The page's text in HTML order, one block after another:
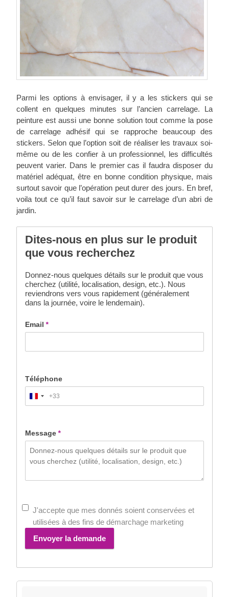
Parmi les options à envisager, il y a les stickers qui se
collent en quelques minutes sur l’ancien carrelage. La
peinture est aussi une bonne solution tout comme la pose
de carrelage adhésif qui se rapproche beaucoup des
stickers. Selon que l’option soit de réaliser les travaux soi-
même ou de les confier à un professionnel, les difficultés
peuvent varier. Dans le premier cas il faudra disposer du
matériel adéquat, être en bonne condition physique, mais
surtout savoir que l’opération peut durer des jours. En bref,
voila tout ce qu’il faut savoir sur le carrelage d’un abri de
jardin.
Dites-nous en plus sur le produit
que vous recherchez
Donnez-nous quelques détails sur le produit que vous
cherchez (utilité, localisation, design, etc.). Nous
reviendrons vers vous rapidement (généralement
dans la journée, voire le lendemain).
Email *
Téléphone
France
+33
+33
Message*
J'accepte que mes donnés soient conservées et
utilisées à des fins de démarchage marketing
Envoyer la demande